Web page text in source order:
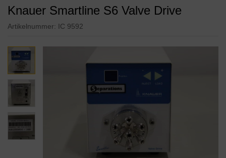
Knauer Smartline S6 Valve Drive
Artikelnummer: IC 9592